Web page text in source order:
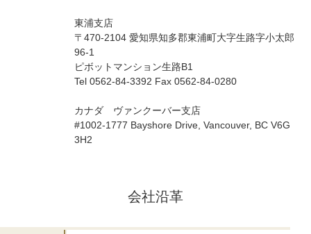
東浦支店
〒470-2104 愛知県知多郡東浦町大字生路字小太郎
96-1
ピボットマンション生路B1
Tel 0562-84-3392 Fax 0562-84-0280
カナダ ヴァンクーバー支店
#1002-1777 Bayshore Drive, Vancouver, BC V6G
3H2
会社沿革